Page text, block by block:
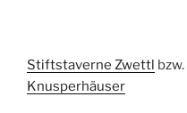
Stiftstaverne Zwettl bzw.
Knusperhäuser